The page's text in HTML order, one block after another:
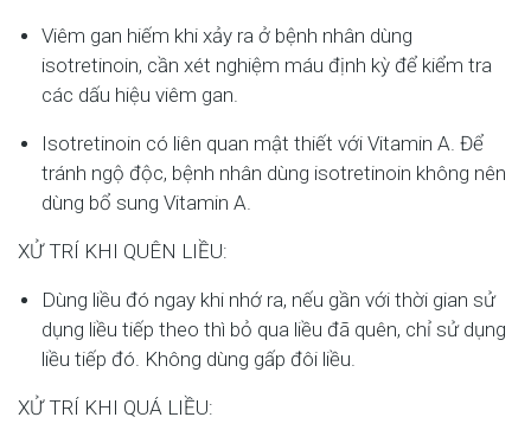
Viêm gan hiếm khi xảy ra ở bệnh nhân dùng
isotretinoin, cần xét nghiệm máu định kỳ để kiểm tra
các dấu hiệu viêm gan.
Isotretinoin có liên quan mật thiết với Vitamin A. Để
tránh ngộ độc, bệnh nhân dùng isotretinoin không nên
dùng bổ sung Vitamin A.
XỬ TRÍ KHI QUÊN LIỀU:
Dùng liều đó ngay khi nhớ ra, nếu gần với thời gian sử
dụng liều tiếp theo thì bỏ qua liều đã quên, chỉ sử dụng
liều tiếp đó. Không dùng gấp đôi liều.
XỬ TRÍ KHI QUÁ LIỀU: